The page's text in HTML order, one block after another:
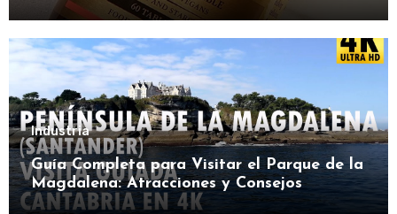
Industria
Guía Completa para Visitar el Parque de la
Magdalena: Atracciones y Consejos